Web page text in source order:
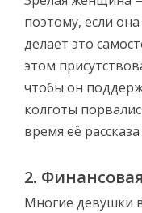
поэтому, если
делает это
этом
чтобы он
колготы
время её
2.
Многие девушки